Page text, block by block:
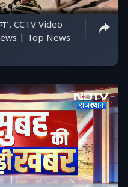
CCTV Video
| Top News